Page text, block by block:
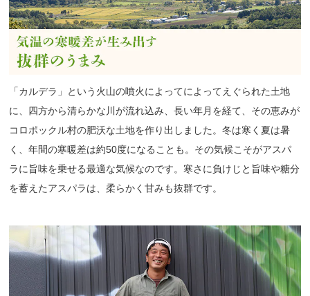
「カルデラ」という火山の噴火によってによってえぐられた土地
に、四方から清らかな川が流れ込み、長い年月を経て、その恵みが
コロポックル村の肥沃な土地を作り出しました。冬は寒く夏は暑
く、年間の寒暖差は約50度になることも。その気候こそがアスパ
ラに旨味を乗せる最適な気候なのです。寒さに負けじと旨味や糖分
を蓄えたアスパラは、柔らかく甘みも抜群です。